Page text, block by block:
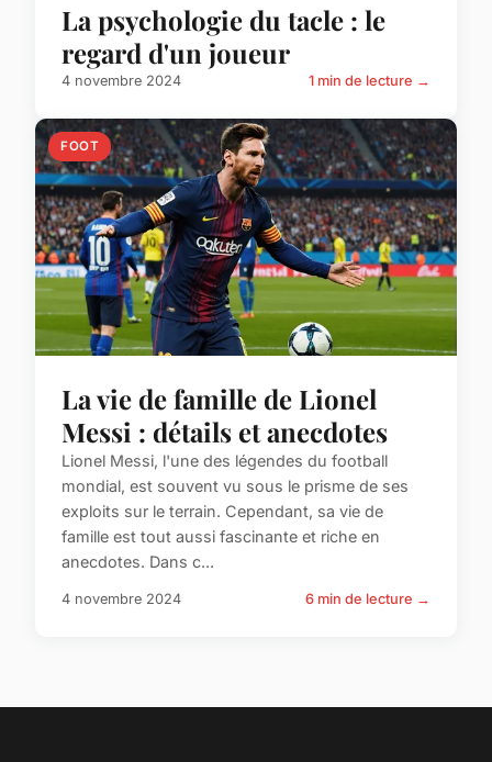
La psychologie du tacle : le
regard d'un joueur
4 novembre 2024 1 min de lecture →
FOOT
La vie de famille de Lionel
Messi : détails et anecdotes
Lionel Messi, l'une des légendes du football
mondial, est souvent vu sous le prisme de ses
exploits sur le terrain. Cependant, sa vie de
famille est tout aussi fascinante et riche en
anecdotes. Dans c...
4 novembre 2024 6 min de lecture →